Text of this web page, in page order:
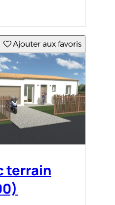
Ajouter aux favoris
terrain